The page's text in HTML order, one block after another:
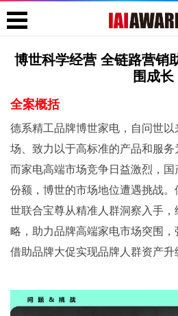
博世科学经营 全链路营销
围成长
全案概括
德系精工品牌博世家电，自问世
场、致力以于高标准的产品和服务
而家电高端市场竞争日益激烈，
份额，博世的市场地位遭遇挑战
世联合宝尊从精准人群洞察入手
略，助力品牌高端家电市场突围，
借助品牌大促实现品牌人群资产升